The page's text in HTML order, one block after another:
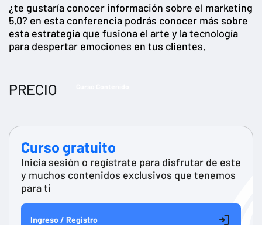
¿te gustaría conocer información sobre el marketing
5.0? en esta conferencia podrás conocer más sobre
esta estrategia que fusiona el arte y la tecnología
para despertar emociones en tus clientes.
PRECIO
Curso gratuito
Inicia sesión o regístrate para disfrutar de este
y muchos contenidos exclusivos que tenemos
para ti
Ingreso / Registro